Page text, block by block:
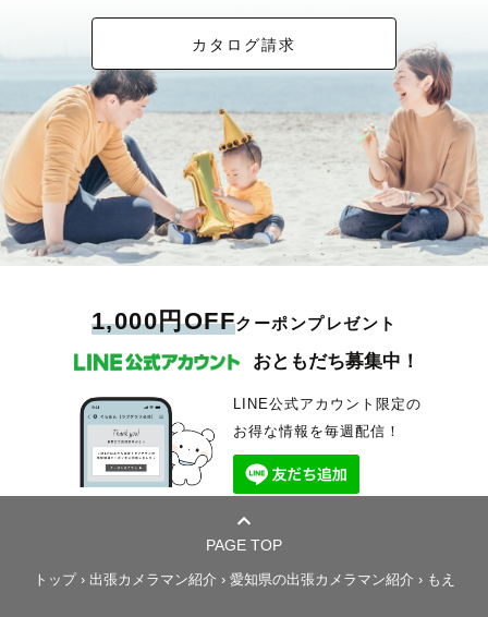
カタログ請求
1,000円OFFクーポンプレゼント
おともだち募集中！
LINE公式アカウント限定の
お得な情報を毎週配信！
PAGE TOP
トップ› 出張カメラマン紹介 › 愛知県の出張カメラマン紹介 › もえ